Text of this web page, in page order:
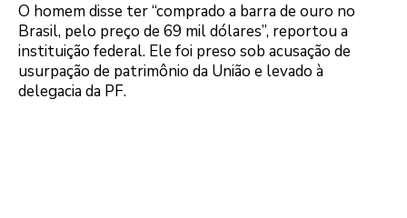
O homem disse ter “comprado a barra de ouro no
Brasil, pelo preço de 69 mil dólares”, reportou a
instituição federal. Ele foi preso sob acusação de
usurpação de patrimônio da União e levado à
delegacia da PF.